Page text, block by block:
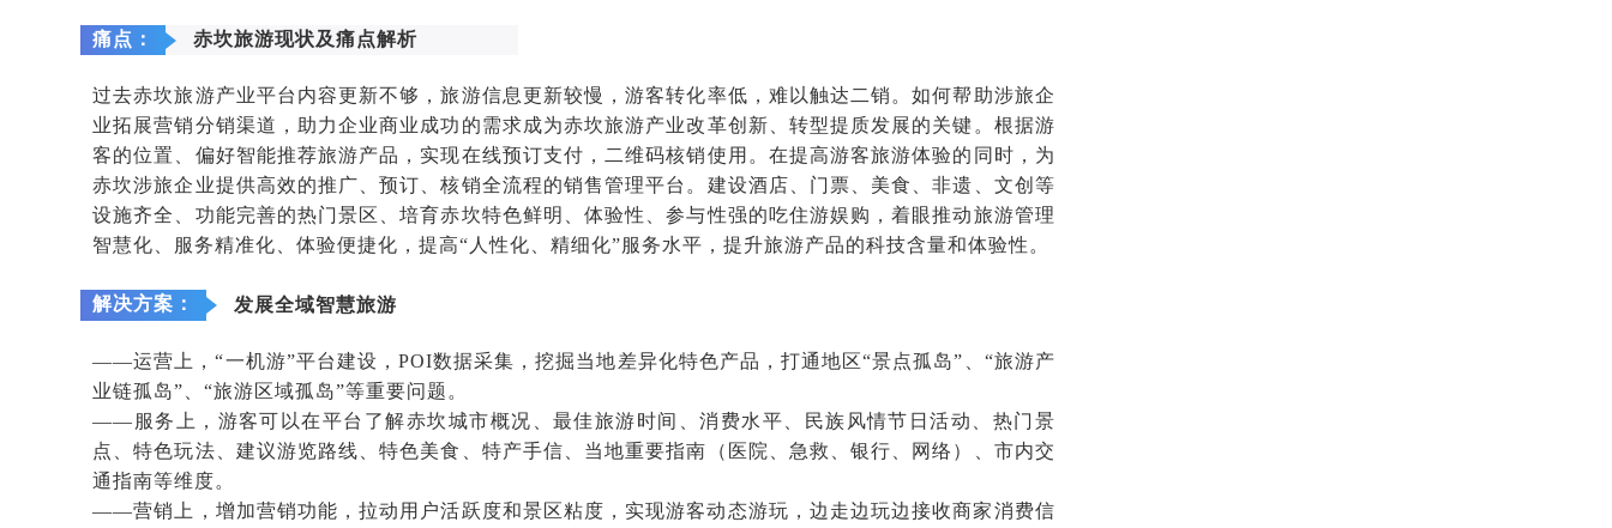
痛点： 赤坎旅游现状及痛点解析
过去赤坎旅游产业平台内容更新不够，旅游信息更新较慢，游客转化率低，难以触达二销。如何帮助涉旅企
业拓展营销分销渠道，助力企业商业成功的需求成为赤坎旅游产业改革创新、转型提质发展的关键。根据游
客的位置、偏好智能推荐旅游产品，实现在线预订支付，二维码核销使用。在提高游客旅游体验的同时，为
赤坎涉旅企业提供高效的推广、预订、核销全流程的销售管理平台。建设酒店、门票、美食、非遗、文创等
设施齐全、功能完善的热门景区、培育赤坎特色鲜明、体验性、参与性强的吃住游娱购，着眼推动旅游管理
智慧化、服务精准化、体验便捷化，提高“人性化、精细化”服务水平，提升旅游产品的科技含量和体验性。
解决方案： 发展全域智慧旅游
——运营上，“一机游”平台建设，POI数据采集，挖掘当地差异化特色产品，打通地区“景点孤岛”、“旅游产
业链孤岛”、“旅游区域孤岛”等重要问题。
——服务上，游客可以在平台了解赤坎城市概况、最佳旅游时间、消费水平、民族风情节日活动、热门景
点、特色玩法、建议游览路线、特色美食、特产手信、当地重要指南（医院、急救、银行、网络）、市内交
通指南等维度。
——营销上，增加营销功能，拉动用户活跃度和景区粘度，实现游客动态游玩，边走边玩边接收商家消费信